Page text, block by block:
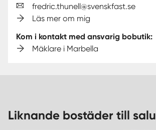
fredric.thunell@svenskfast.se
Läs mer om mig
Kom i kontakt med ansvarig bobutik:
Mäklare i Marbella
Liknande bostäder till salu